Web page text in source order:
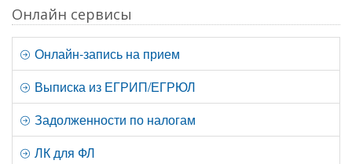
Онлайн сервисы
Онлайн-запись на прием
Выписка из ЕГРИП/ЕГРЮЛ
Задолженности по налогам
ЛК для ФЛ